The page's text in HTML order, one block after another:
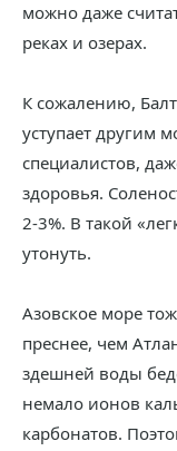
можно даже
реках и озерах.
К сожалению,
уступает другим
специалистов,
здоровья.
2-3%. В такой
утонуть.
Азовское море
преснее, чем
здешней воды
немало ионов
карбонатов.